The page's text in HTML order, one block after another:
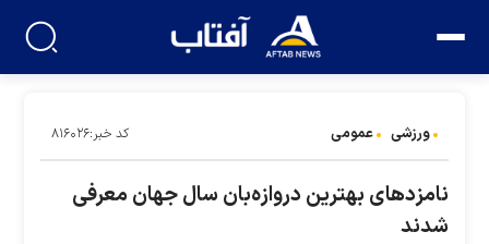
ورزشی عمومی کد خبر:۸۱۶۰۲۶
نامزد‌های بهترین دروازه‌بان سال جهان معرفی
شدند